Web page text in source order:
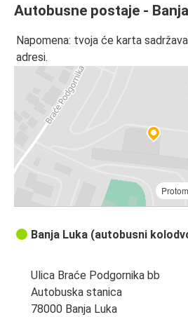
Autobusne postaje -
Napomena: tvoja će karta
adresi.
Banja Luka (autobusni
Ulica Braće Podgornika bb
Autobuska stanica
78000 Banja Luka